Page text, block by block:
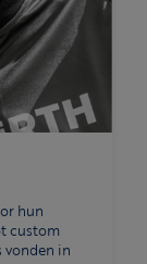
hun
custom
vonden in